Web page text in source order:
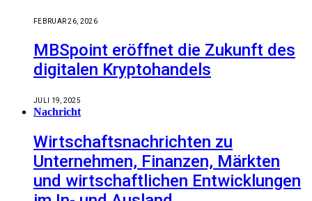
FEBRUAR 26, 2026
MBSpoint eröffnet die Zukunft des
digitalen Kryptohandels
JULI 19, 2025
Nachricht
Wirtschaftsnachrichten zu
Unternehmen, Finanzen, Märkten
und wirtschaftlichen Entwicklungen